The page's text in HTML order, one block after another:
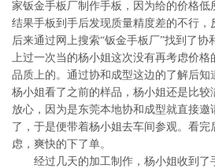
家钣金手板厂制作手板，因为给的价格低
结果手板到手后发现质量精度差的不行，
后来通过网上搜索“钣金手板厂”找到了协
上过一次当的杨小姐这次没有再考虑价格
品质上的。通过协和成型这边的了解后知
杨小姐看了之前的样品，杨小姐还是比较
放心，因为是东莞本地协和成型就直接邀
了，于是便带着杨小姐去车间参观。看完
虑，爽快的下了单。
经过几天的加工制作，杨小姐收到了